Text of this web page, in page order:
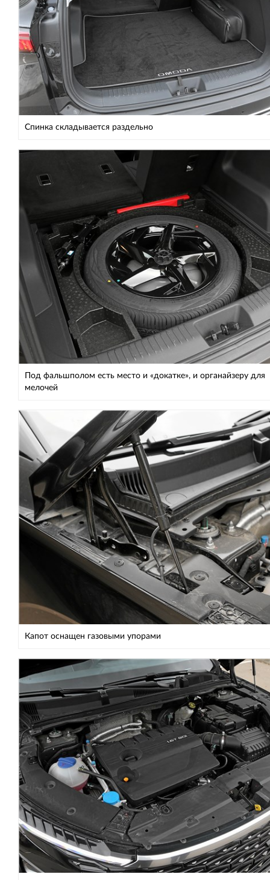
Спинка складывается раздельно
Под фальшполом есть место и «докатке», и органайзеру для
мелочей
Капот оснащен газовыми упорами